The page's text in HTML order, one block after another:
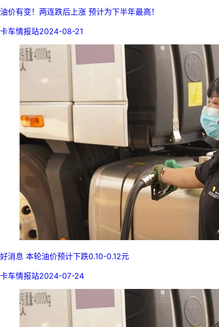
油价有变！两连跌后上涨 预计为下半年最高！
卡车情报站2024-08-21
好消息 本轮油价预计下跌0.10-0.12元
卡车情报站2024-07-24